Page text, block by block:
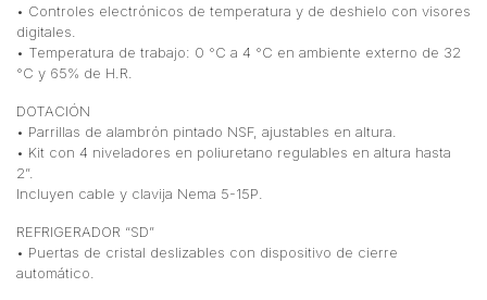
• Controles electrónicos de temperatura y de deshielo con visores
digitales.
• Temperatura de trabajo: 0 °C a 4 °C en ambiente externo de 32
°C y 65% de H.R.
DOTACIÓN
• Parrillas de alambrón pintado NSF, ajustables en altura.
• Kit con 4 niveladores en poliuretano regulables en altura hasta
2”.
Incluyen cable y clavija Nema 5-15P.
REFRIGERADOR “SD”
• Puertas de cristal deslizables con dispositivo de cierre
automático.